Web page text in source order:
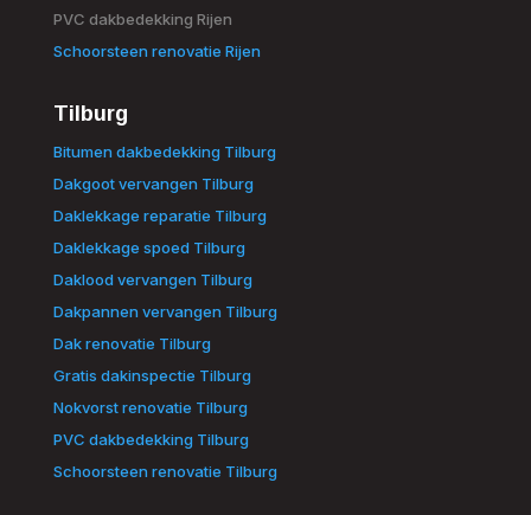
PVC dakbedekking Rijen
Schoorsteen renovatie Rijen
Tilburg
Bitumen dakbedekking Tilburg
Dakgoot vervangen Tilburg
Daklekkage reparatie Tilburg
Daklekkage spoed Tilburg
Daklood vervangen Tilburg
Dakpannen vervangen Tilburg
Dak renovatie Tilburg
Gratis dakinspectie Tilburg
Nokvorst renovatie Tilburg
PVC dakbedekking Tilburg
Schoorsteen renovatie Tilburg